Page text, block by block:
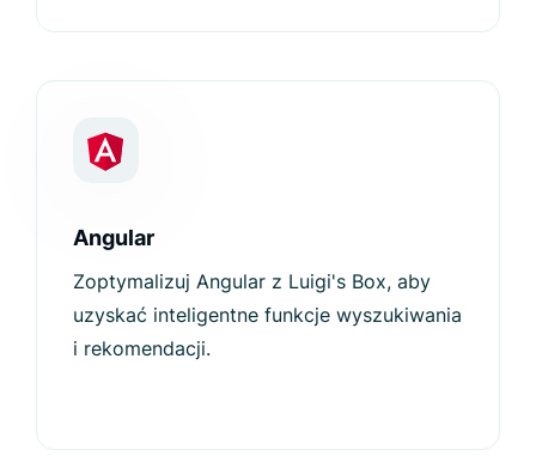
Angular
Zoptymalizuj Angular z Luigi's Box, aby
uzyskać inteligentne funkcje wyszukiwania
i rekomendacji.